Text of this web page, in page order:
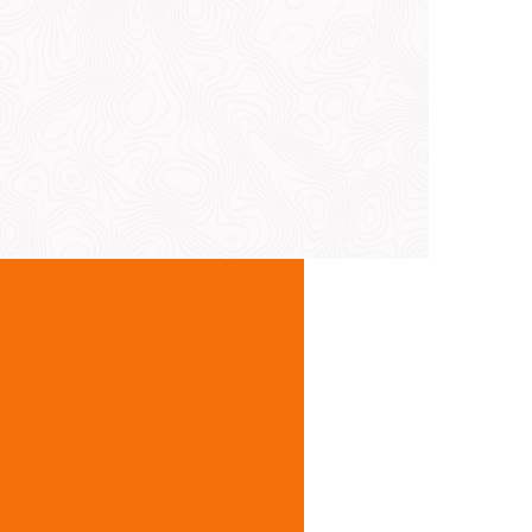
conforme alle normative RAEE.